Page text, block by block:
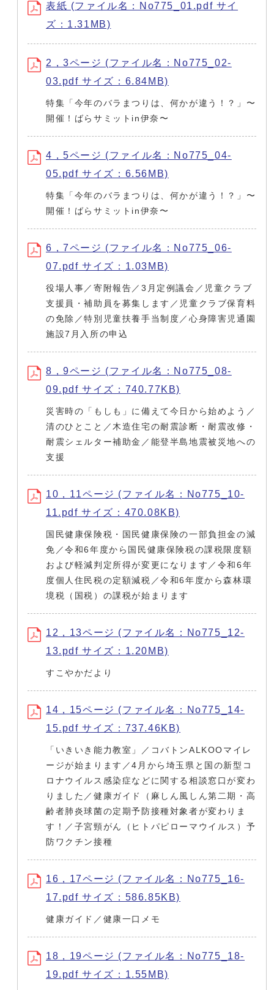
表紙 (ファイル名：No775_01.pdf サイ
ズ：1.31MB)
2，3ページ (ファイル名：No775_02-
03.pdf サイズ：6.84MB)
特集「今年のバラまつりは、何かが違う！？」〜
開催！ばらサミットin伊奈〜
4，5ページ (ファイル名：No775_04-
05.pdf サイズ：6.56MB)
特集「今年のバラまつりは、何かが違う！？」〜
開催！ばらサミットin伊奈〜
6，7ページ (ファイル名：No775_06-
07.pdf サイズ：1.03MB)
役場人事／寄附報告／3月定例議会／児童クラブ
支援員・補助員を募集します／児童クラブ保育料
の免除／特別児童扶養手当制度／心身障害児通園
施設7月入所の申込
8，9ページ (ファイル名：No775_08-
09.pdf サイズ：740.77KB)
災害時の「もしも」に備えて今日から始めよう／
清のひとこと／木造住宅の耐震診断・耐震改修・
耐震シェルター補助金／能登半島地震被災地への
支援
10，11ページ (ファイル名：No775_10-
11.pdf サイズ：470.08KB)
国民健康保険税・国民健康保険の一部負担金の減
免／令和6年度から国民健康保険税の課税限度額
および軽減判定所得が変更になります／令和6年
度個人住民税の定額減税／令和6年度から森林環
境税（国税）の課税が始まります
12，13ページ (ファイル名：No775_12-
13.pdf サイズ：1.20MB)
すこやかだより
14，15ページ (ファイル名：No775_14-
15.pdf サイズ：737.46KB)
「いきいき能力教室」／コバトンALKOOマイレ
ージが始まります／4月から埼玉県と国の新型コ
ロナウイルス感染症などに関する相談窓口が変わ
りました／健康ガイド（麻しん風しん第二期・高
齢者肺炎球菌の定期予防接種対象者が変わりま
す！／子宮頸がん（ヒトパピローマウイルス）予
防ワクチン接種
16，17ページ (ファイル名：No775_16-
17.pdf サイズ：586.85KB)
健康ガイド／健康一口メモ
18，19ページ (ファイル名：No775_18-
19.pdf サイズ：1.55MB)